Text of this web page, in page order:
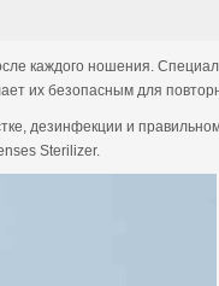
каждого ношения.
их безопасным для
дезинфекции и
Sterilizer.